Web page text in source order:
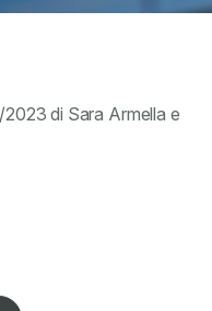
di Sara Armella e